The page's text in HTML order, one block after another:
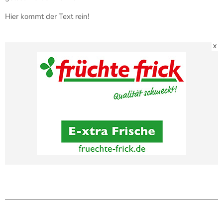
Hier kommt der Text rein!
X